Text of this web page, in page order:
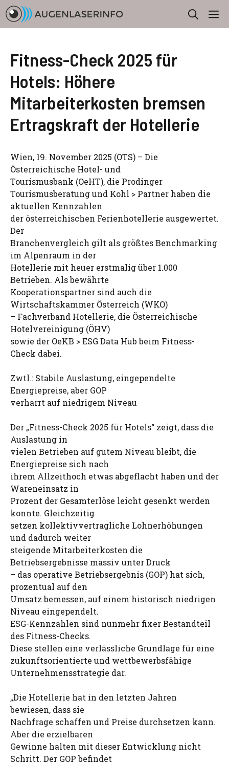
Zum
Inhalt
springen
Fitness-Check 2025 für
Hotels: Höhere
Mitarbeiterkosten bremsen
Ertragskraft der Hotellerie
Wien, 19. November 2025 (OTS) – Die
Österreichische Hotel- und
Tourismusbank (OeHT), die Prodinger
Tourismusberatung und Kohl > Partner haben die
aktuellen Kennzahlen
der österreichischen Ferienhotellerie ausgewertet.
Der
Branchenvergleich gilt als größtes Benchmarking
im Alpenraum in der
Hotellerie mit heuer erstmalig über 1.000
Betrieben. Als bewährte
Kooperationspartner sind auch die
Wirtschaftskammer Österreich (WKO)
– Fachverband Hotellerie, die Österreichische
Hotelvereinigung (ÖHV)
sowie der OeKB > ESG Data Hub beim Fitness-
Check dabei.
Zwtl.: Stabile Auslastung, eingependelte
Energiepreise, aber GOP
verharrt auf niedrigem Niveau
Der „Fitness-Check 2025 für Hotels“ zeigt, dass die
Auslastung in
vielen Betrieben auf gutem Niveau bleibt, die
Energiepreise sich nach
ihrem Allzeithoch etwas abgeflacht haben und der
Wareneinsatz in
Prozent der Gesamterlöse leicht gesenkt werden
konnte. Gleichzeitig
setzen kollektivvertragliche Lohnerhöhungen
und dadurch weiter
steigende Mitarbeiterkosten die
Betriebsergebnisse massiv unter Druck
– das operative Betriebsergebnis (GOP) hat sich,
prozentual auf den
Umsatz bemessen, auf einem historisch niedrigen
Niveau eingependelt.
ESG-Kennzahlen sind nunmehr fixer Bestandteil
des Fitness-Checks.
Diese stellen eine verlässliche Grundlage für eine
zukunftsorientierte und wettbewerbsfähige
Unternehmensstrategie dar.
„Die Hotellerie hat in den letzten Jahren
bewiesen, dass sie
Nachfrage schaffen und Preise durchsetzen kann.
Aber die erzielbaren
Gewinne halten mit dieser Entwicklung nicht
Schritt. Der GOP befindet